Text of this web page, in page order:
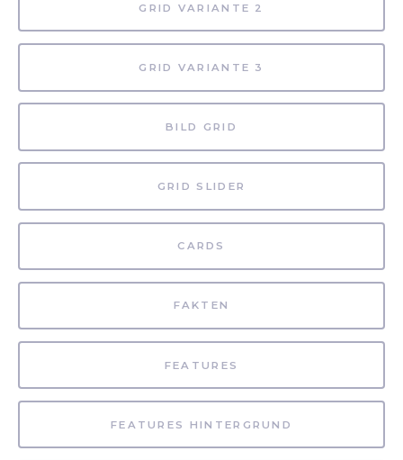
GRID VARIANTE 2
GRID VARIANTE 3
BILD GRID
GRID SLIDER
CARDS
FAKTEN
FEATURES
FEATURES HINTERGRUND